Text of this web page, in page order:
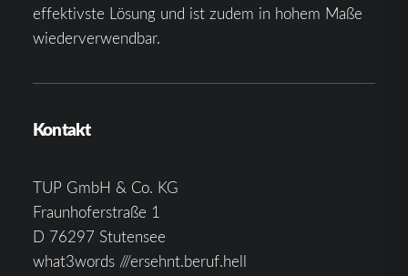
effektivste Lösung und ist zudem in hohem Maße
wiederverwendbar.
Kontakt
TUP GmbH & Co. KG
Fraunhoferstraße 1
D 76297 Stutensee
what3words ///ersehnt.beruf.hell